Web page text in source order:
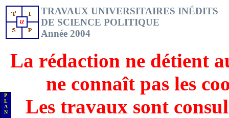
P
L
A
N
TRAVAUX UNIVERSITAIRES INÉDITS
DE SCIENCE POLITIQUE
Année 2004
La rédaction ne détient
ne connaît pas les
Les travaux sont